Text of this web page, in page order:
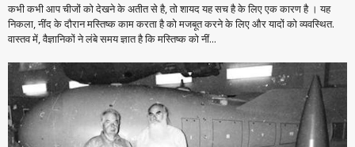
कभी कभी आप चीजों को देखने के अतीत से है, तो शायद यह सच है के लिए एक कारण है । यह
निकला, नींद के दौरान मस्तिष्क काम करता है को मजबूत करने के लिए और यादों को व्यवस्थित.
वास्तव में, वैज्ञानिकों ने लंबे समय ज्ञात है कि मस्तिष्क को नीं...